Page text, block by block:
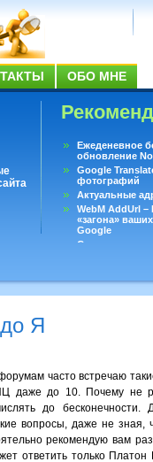
ОБО МНЕ
Ежеденевное
обновление
Google
фотографий
Актуальные
WebM AddUrl
«загона»
Google
Существует
Я
часто встречаю
даже до 10. Почему не
до бесконечности.
вопросы, даже не зная,
рекомендую вам
ответить только Платон